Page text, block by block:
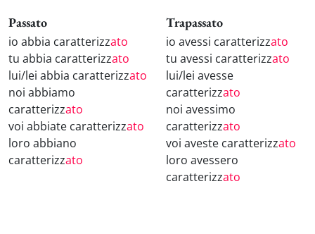
Passato
io abbia caratterizzato
tu abbia caratterizzato
lui/lei abbia caratterizzato
noi abbiamo
caratterizzato
voi abbiate caratterizzato
loro abbiano
caratterizzato
Trapassato
io avessi caratterizzato
tu avessi caratterizzato
lui/lei avesse
caratterizzato
noi avessimo
caratterizzato
voi aveste caratterizzato
loro avessero
caratterizzato